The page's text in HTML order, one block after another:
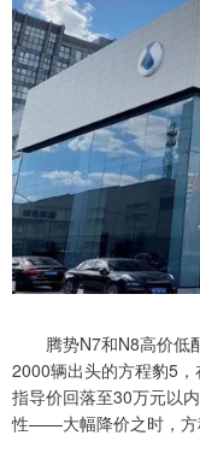
腾势N7和N8高价低
2000辆出头的方程豹5
指导价回落至30万元以
性——大幅降价之时，方